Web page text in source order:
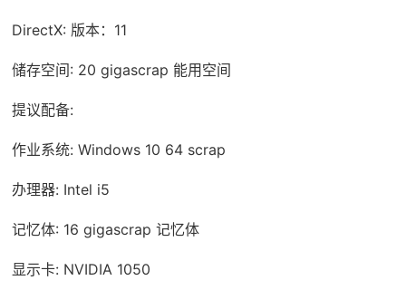
DirectX: 版本：11
储存空间: 20 gigascrap 能用空间
提议配备:
作业系统: Windows 10 64 scrap
办理器: Intel i5
记忆体: 16 gigascrap 记忆体
显示卡: NVIDIA 1050